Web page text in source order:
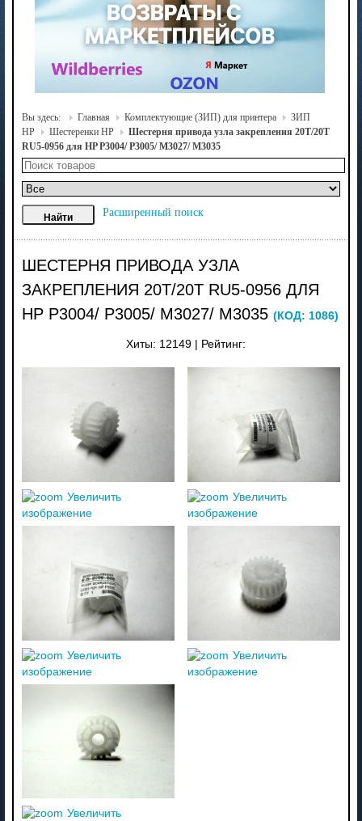
Вы здесь: Главная Комплектующие (ЗИП) для принтера
ЗИП
HP
Шестеренки HP
Шестерня привода узла закрепления 20T/20T
RU5-0956 для HP P3004/ P3005/ M3027/ M3035
Расширенный поиск
ШЕСТЕРНЯ ПРИВОДА УЗЛА
ЗАКРЕПЛЕНИЯ 20T/20T RU5-0956 ДЛЯ
HP P3004/ P3005/ M3027/ M3035 (КОД: 1086)
Хиты: 12149 Рейтинг:
Увеличить
изображение
Увеличить
изображение
Увеличить
изображение
Увеличить
изображение
Увеличить